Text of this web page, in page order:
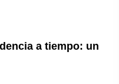
a tiempo: un